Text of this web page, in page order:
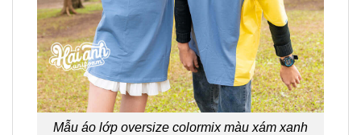
Mẫu áo lớp oversize colormix màu xám xanh